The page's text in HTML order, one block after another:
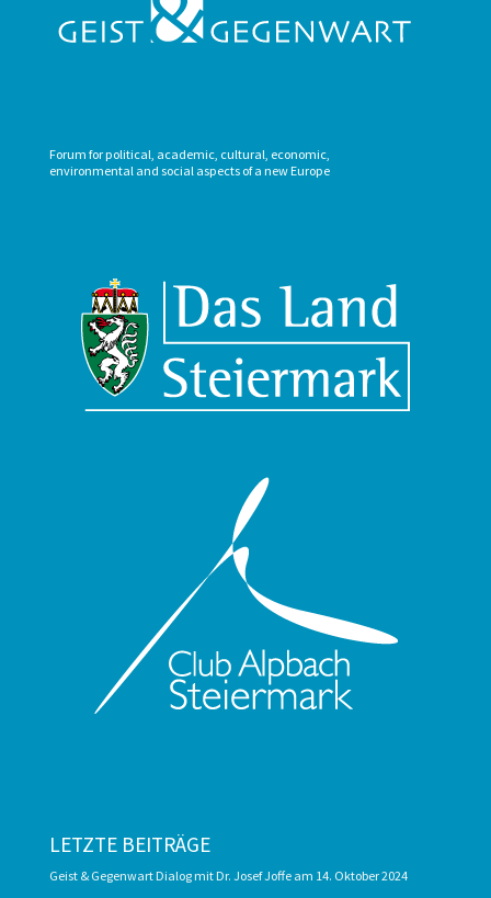
Forum for political, academic, cultural, economic,
environmental and social aspects of a new Europe
LETZTE BEITRÄGE
Geist & Gegenwart Dialog mit Dr. Josef Joffe am 14. Oktober 2024